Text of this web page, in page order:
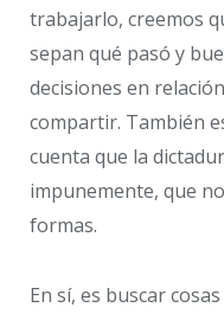
trabajarlo, creemos
sepan qué pasó y
decisiones en
compartir. También
cuenta que la
impunemente, que
formas.
En sí, es buscar